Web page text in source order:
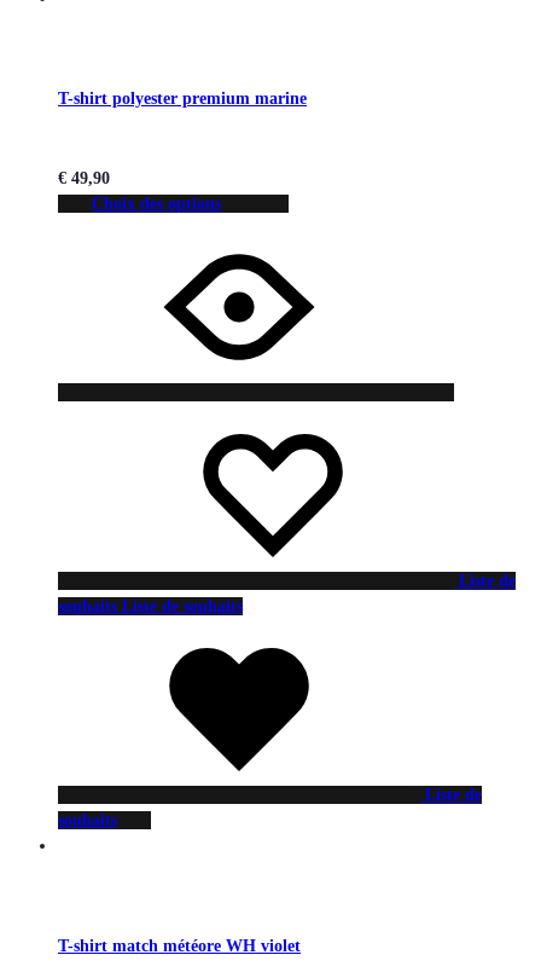
T-shirt polyester premium marine
€ 49,90
Choix des options
Liste de
souhaits Liste de souhaits
Liste de
souhaits
T-shirt match météore WH violet